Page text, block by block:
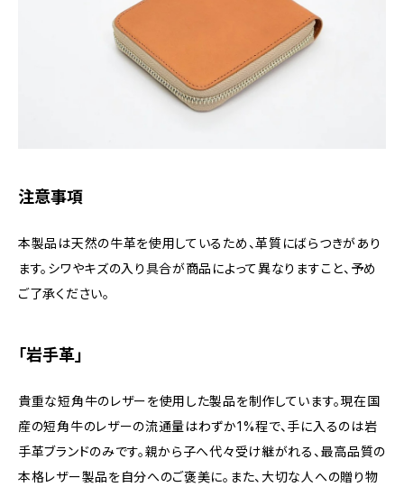
注意事項
本製品は天然の牛革を使用しているため、革質にばらつきがあり
ます。シワやキズの入り具合が商品によって異なりますこと、予め
ご了承ください。
「岩手革」
貴重な短角牛のレザーを使用した製品を制作しています。現在国
産の短角牛のレザーの流通量はわずか1%程で、手に入るのは岩
手革ブランドのみです。親から子へ代々受け継がれる、最高品質の
本格レザー製品を自分へのご褒美に。また、大切な人への贈り物